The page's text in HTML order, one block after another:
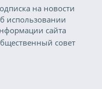
на новости
использовании
сайта
совет